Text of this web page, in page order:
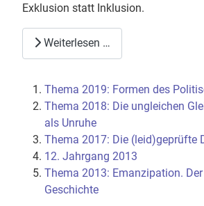
Exklusion statt Inklusion.
Weiterlesen …
Thema 2019: Formen des
Thema 2018: Die ungleichen
als Unruhe
Thema 2017: Die (leid)geprüfte
12. Jahrgang 2013
Thema 2013: Emanzipation.
Geschichte